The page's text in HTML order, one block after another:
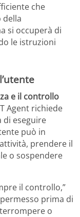
che
della
si occuperà di
le istruzioni
e il controllo
Agent richiede
di eseguire
può in
prendere il
o sospendere
il controllo,”
permesso prima di
o